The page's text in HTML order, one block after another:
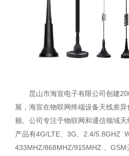
昆山市海宣电子有限公司创建
展，海宣在物联网终端设备天线差
额。公司专注于物联网和通信领域
产品有4G/LTE、3G、2.4/5.8GHZ
433MHZ/868MHZ/915MHZ 、GSM